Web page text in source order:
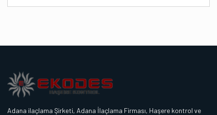
Adana ilaçlama Şirketi, Adana İlaçlama Firması, Haşere kontrol ve